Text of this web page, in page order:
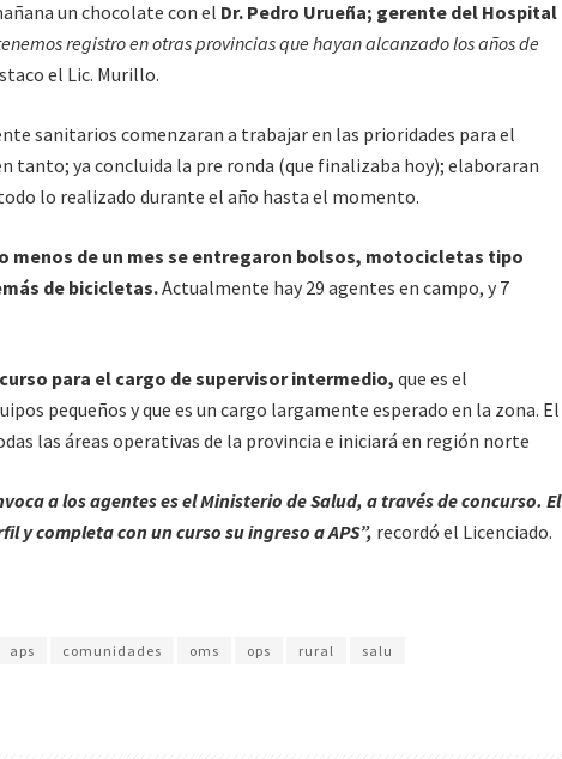
un chocolate con el Dr. Pedro Urueña; gerente del Hospital
registro en otras provincias que hayan alcanzado los años de
el Lic. Murillo.
sanitarios comenzaran a trabajar en las prioridades para el
tanto; ya concluida la pre ronda (que finalizaba hoy); elaboraran
lo realizado durante el año hasta el momento.
menos de un mes se entregaron bolsos, motocicletas tipo
de bicicletas.Actualmente hay 29 agentes en campo, y 7
para el cargo de supervisor intermedio, que es el
pequeños y que es un cargo largamente esperado en la zona. El
las áreas operativas de la provincia e iniciará en región norte
a los agentes es el Ministerio de Salud, a través de concurso. El
y completa con un curso su ingreso a APS”, recordó el Licenciado.
aps comunidades oms ops rural salu